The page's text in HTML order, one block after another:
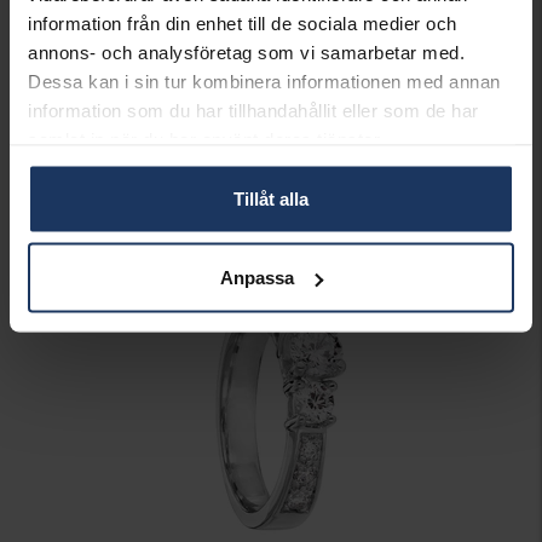
information från din enhet till de sociala medier och
annons- och analysföretag som vi samarbetar med.
Dessa kan i sin tur kombinera informationen med annan
information som du har tillhandahållit eller som de har
Tillåt alla
Anpassa
STEN/PÄRLA
Diamant
DIAMANTSLIPNING
Briljant
DIAMANTFÄRG
Wesselton (H)
DIAMANTKLARHET
SI
TOTAL CARAT
1,00
Matchande produkter och andra varianter